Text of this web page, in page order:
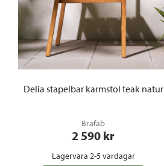
Delia stapelbar karmstol teak natur
Brafab
2 590 kr
Lagervara 2-5 vardagar